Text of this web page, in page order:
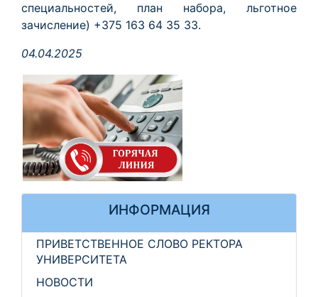
ИНФОРМАЦИЯ
ПРИВЕТСТВЕННОЕ СЛОВО РЕКТОРА
УНИВЕРСИТЕТА
НОВОСТИ
специальностей, план набора, льготное
зачисление) +375 163 64 35 33.
04.04.2025